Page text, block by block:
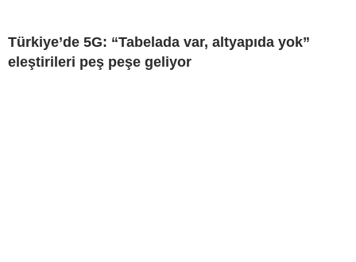
Türkiye’de 5G: “Tabelada var, altyapıda yok”
eleştirileri peş peşe geliyor